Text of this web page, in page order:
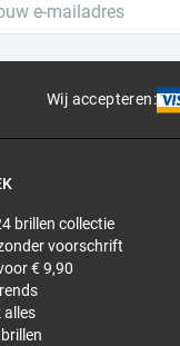
Wij accepteren:
brillen collectie
voorschrift
€ 9,90
alles